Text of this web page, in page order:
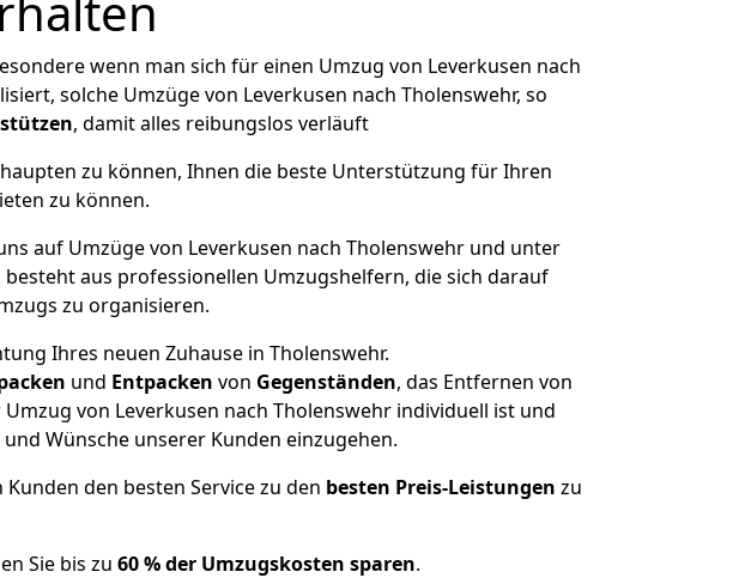
wenn man sich für einen Umzug von Leverkusen nach
solche Umzüge von Leverkusen nach Tholenswehr, so
, damit alles reibungslos verläuft
zu können, Ihnen die beste Unterstützung für Ihren
zu können.
auf Umzüge von Leverkusen nach Tholenswehr und unter
aus professionellen Umzugshelfern, die sich darauf
zu organisieren.
Ihres neuen Zuhause in Tholenswehr.
und Entpacken von Gegenständen, das Entfernen von
von Leverkusen nach Tholenswehr individuell ist und
Wünsche unserer Kunden einzugehen.
den besten Service zu den besten Preis-Leistungen zu
Sie bis zu 60 % der Umzugskosten sparen.